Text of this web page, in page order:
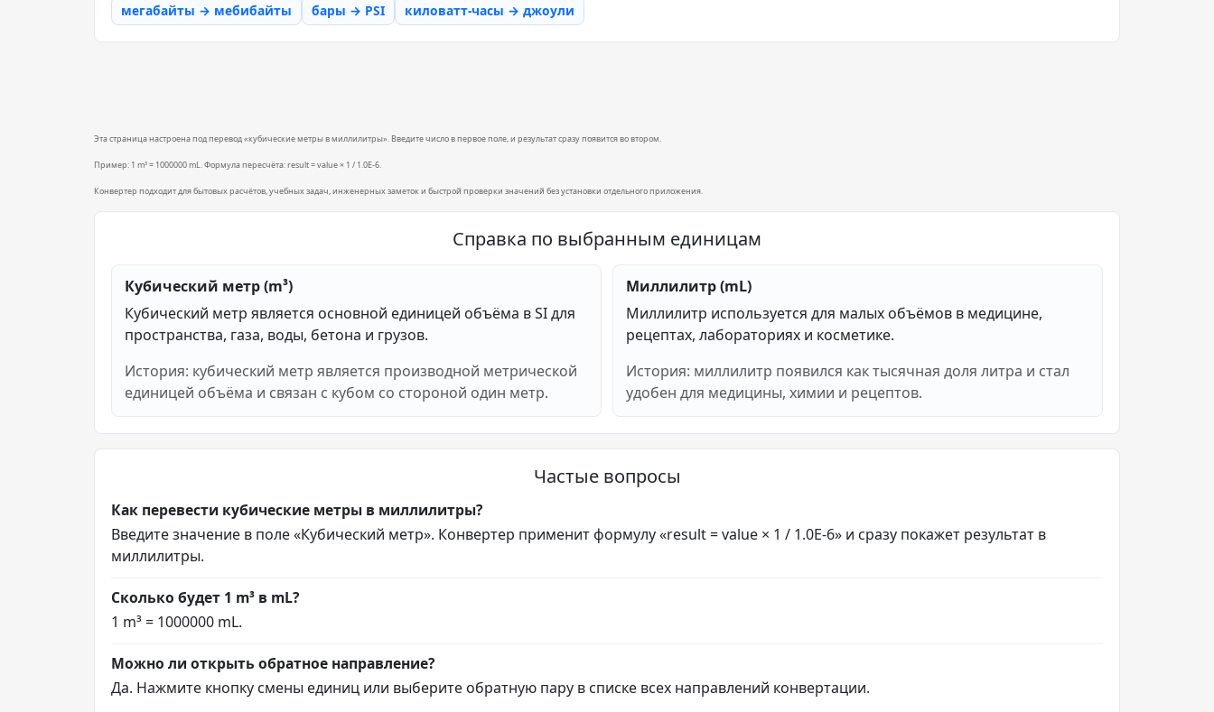
мегабайты → мебибайты
бары → PSI киловатт-часы → джоули
Эта страница настроена под перевод «кубические метры в миллилитры». Введите число в первое поле, и результат сразу появится во втором.
Пример: 1 m³ = 1000000 mL. Формула пересчёта: result = value × 1 / 1.0E-6.
Конвертер подходит для бытовых расчётов, учебных задач, инженерных заметок и быстрой проверки значений без установки отдельного приложения.
Справка по выбранным единицам
Кубический метр (m³)
Кубический метр является основной единицей объёма в SI для
пространства, газа, воды, бетона и грузов.
История: кубический метр является производной метрической
единицей объёма и связан с кубом со стороной один метр.
Миллилитр (mL)
Миллилитр используется для малых объёмов в медицине,
рецептах, лабораториях и косметике.
История: миллилитр появился как тысячная доля литра и стал
удобен для медицины, химии и рецептов.
Частые вопросы
Как перевести кубические метры в миллилитры?
Введите значение в поле «Кубический метр». Конвертер применит формулу «result = value × 1 / 1.0E-6» и сразу покажет результат в
миллилитры.
Сколько будет 1 m³ в mL?
1 m³ = 1000000 mL.
Можно ли открыть обратное направление?
Да. Нажмите кнопку смены единиц или выберите обратную пару в списке всех направлений конвертации.